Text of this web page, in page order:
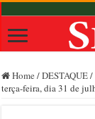
Home /DESTAQUE/
terça-feira, dia 31 de